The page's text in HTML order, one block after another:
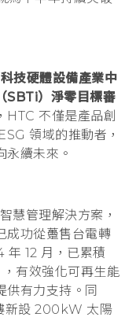
技硬體設備產業中
SBTi）淨零目標審
HTC 不僅是產品創
領域的推動者，
永續未來。
慧管理解決方案，
成功從躉售台電轉
年 12 月，已累積
有效強化可再生能
供有力支持。同
新設 200kW 太陽